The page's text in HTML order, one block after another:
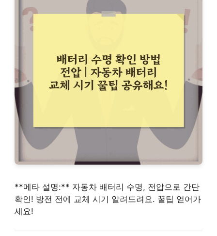
**메타 설명:** 자동차 배터리 수명, 전압으로 간단
확인! 방전 전에 교체 시기 알려드려요. 꿀팁 얻어가
세요!